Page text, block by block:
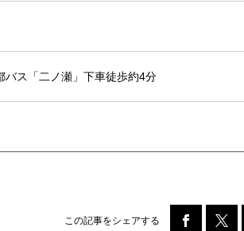
バス「二ノ瀬」下車徒歩約4分
この記事をシェアする